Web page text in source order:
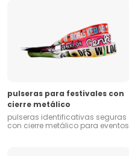
pulseras para festivales con
cierre metálico
pulseras identificativas seguras
con cierre metálico para eventos